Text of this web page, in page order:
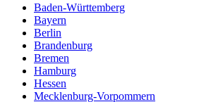
Baden-Württemberg
Bayern
Berlin
Brandenburg
Bremen
Hamburg
Hessen
Mecklenburg-Vorpommern